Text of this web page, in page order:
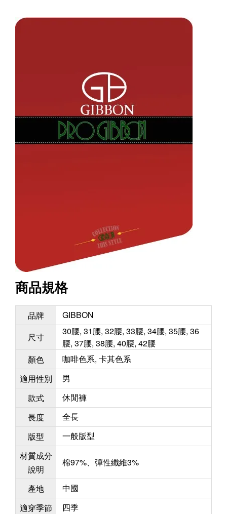
商品規格
品牌
GIBBON
尺寸
30腰, 31腰, 32腰, 33腰, 34腰, 35腰, 36
腰, 37腰, 38腰, 40腰, 42腰
顏色
咖啡色系, 卡其色系
適用性別
男
款式
休閒褲
長度
全長
版型
一般版型
材質成分
說明
棉97%、彈性纖維3%
產地
中國
適穿季節
四季